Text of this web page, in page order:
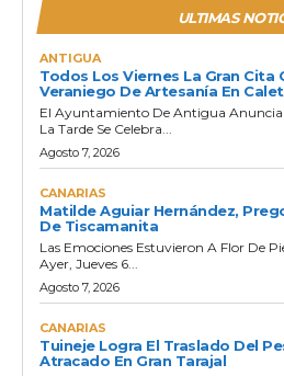
ULTIMAS
ANTIGUA
Todos Los Viernes La Gran Cita
Veraniego De Artesanía En
El Ayuntamiento De Antigua Anuncia
La Tarde Se Celebra...
Agosto 7, 2026
CANARIAS
Matilde Aguiar Hernández,
De Tiscamanita
Las Emociones Estuvieron A Flor De
Ayer, Jueves 6...
Agosto 7, 2026
CANARIAS
Tuineje Logra El Traslado Del
Atracado En Gran Tarajal